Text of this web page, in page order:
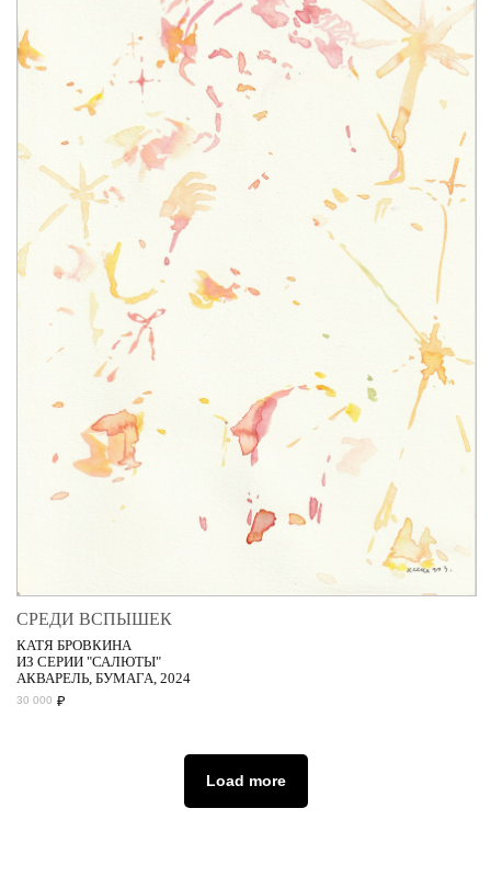
СРЕДИ ВСПЫШЕК
КАТЯ БРОВКИНА
ИЗ СЕРИИ "САЛЮТЫ"
АКВАРЕЛЬ, БУМАГА, 2024
30 000 ₽
Load more